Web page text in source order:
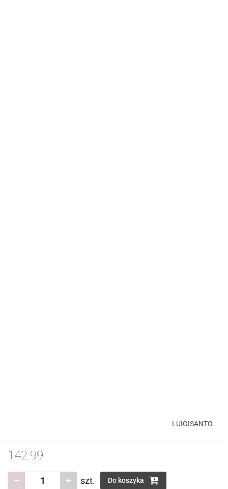
LUIGISANTO
142.99
szt. Do koszyka